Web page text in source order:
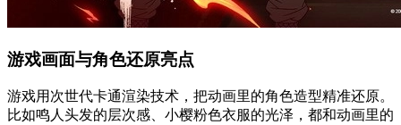
游戏画面与角色还原亮点
游戏用次世代卡通渲染技术，把动画里的角色造型精准还原。
比如鸣人头发的层次感、小樱粉色衣服的光泽，都和动画里的